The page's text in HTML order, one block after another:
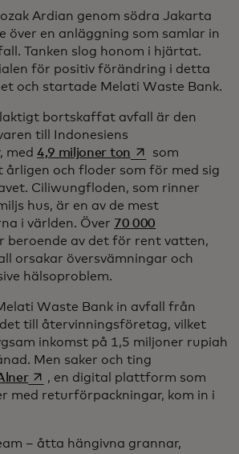
Ardian genom södra Jakarta
över en anläggning som samlar in
Tanken slog honom i hjärtat.
för positiv förändring i detta
och startade Melati Waste Bank.
bortskaffat avfall är den
till Indonesiens
med 4,9 miljoner tonopens in a new
som
årligen och floder som för med sig
Ciliwungfloden, som rinner
hus, är en av de mest
i världen. Över 70 000
in a new tab
beroende av det för rent vatten,
orsakar översvämningar och
hälsoproblem.
Waste Bank in avfall från
till återvinningsföretag, vilket
inkomst på 1,5 miljoner rupiah
Men saker och ting
opens in a new tab
, en digital plattform som
med returförpackningar, kom in i
– åtta hängivna grannar,